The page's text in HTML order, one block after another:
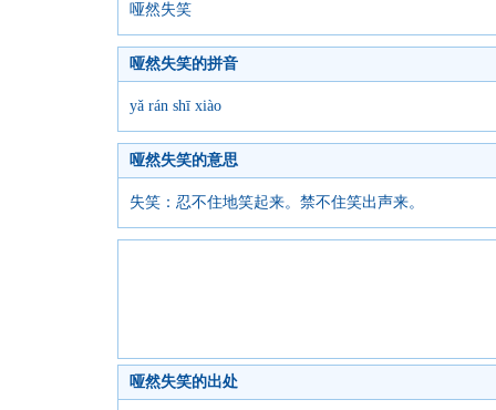
哑然失笑
哑然失笑的拼音
yǎ rán shī xiào
哑然失笑的意思
失笑：忍不住地笑起来。禁不住笑出声来。
哑然失笑的出处